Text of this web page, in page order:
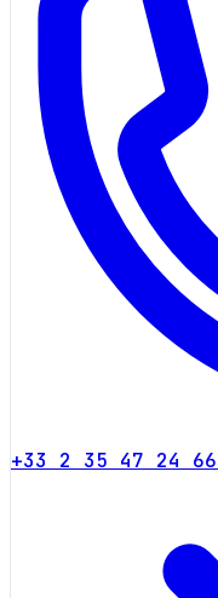
+33 2 35 47 24 66